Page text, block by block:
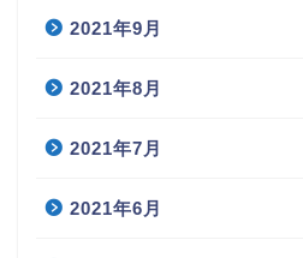
2021年9月
2021年8月
2021年7月
2021年6月